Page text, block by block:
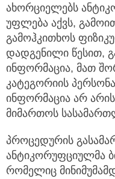
ახორციელებს
უფლება აქვს,
გამოჰკითხოს
დადგენილი წესით,
ინფორმაცია, მათ
კატეგორიის
ინფორმაცია არ
მიმართოს
პროცედურის
ანტიკორუფციულმა
რომელიც